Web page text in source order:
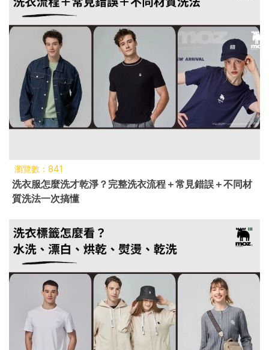
瀏覽數：841
洗衣服怎麼洗才乾淨？完整洗衣流程＋常見錯誤＋不同材
質洗法一次搞懂